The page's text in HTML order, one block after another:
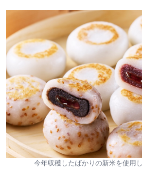
今年収穫したばかりの新米を使用